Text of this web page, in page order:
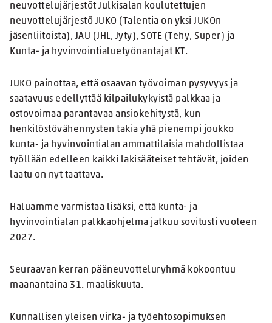
neuvottelujärjestöt Julkisalan koulutettujen
neuvottelujärjestö JUKO (Talentia on yksi JUKOn
jäsenliitoista), JAU (JHL, Jyty), SOTE (Tehy, Super) ja
Kunta- ja hyvinvointialuetyönantajat KT.
JUKO painottaa, että osaavan työvoiman pysyvyys ja
saatavuus edellyttää kilpailukykyistä palkkaa ja
ostovoimaa parantavaa ansiokehitystä, kun
henkilöstövähennysten takia yhä pienempi joukko
kunta- ja hyvinvointialan ammattilaisia mahdollistaa
työllään edelleen kaikki lakisääteiset tehtävät, joiden
laatu on nyt taattava.
Haluamme varmistaa lisäksi, että kunta- ja
hyvinvointialan palkkaohjelma jatkuu sovitusti vuoteen
2027.
Seuraavan kerran pääneuvotteluryhmä kokoontuu
maanantaina 31. maaliskuuta.
Kunnallisen yleisen virka- ja työehtosopimuksen